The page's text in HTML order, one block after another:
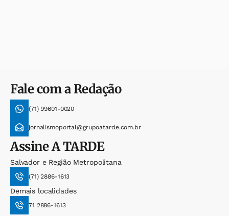
Fale com a Redação
(71) 99601-0020
jornalismoportal@grupoatarde.com.br
AssineA TARDE
Salvador e Região Metropolitana
(71) 2886-1613
Demais localidades
71 2886-1613